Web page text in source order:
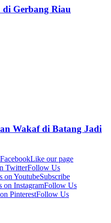
Gerbang Riau
Wakaf di Batang Jadi
Like our page
TwitterFollow Us
on YoutubeSubscribe
on InstagramFollow Us
PinterestFollow Us